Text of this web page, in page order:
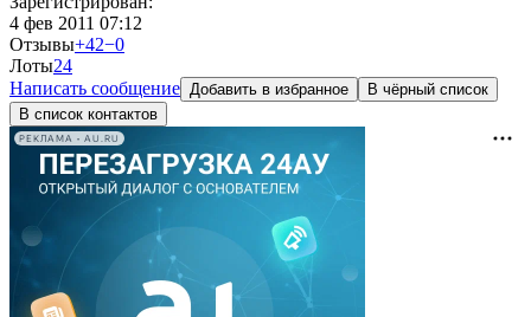
4 фев 2011 07:12
Отзывы+42−0
Лоты24
Написать сообщение Добавить в избранное
В чёрный список
В список контактов
РЕКЛАМА • AU.RU